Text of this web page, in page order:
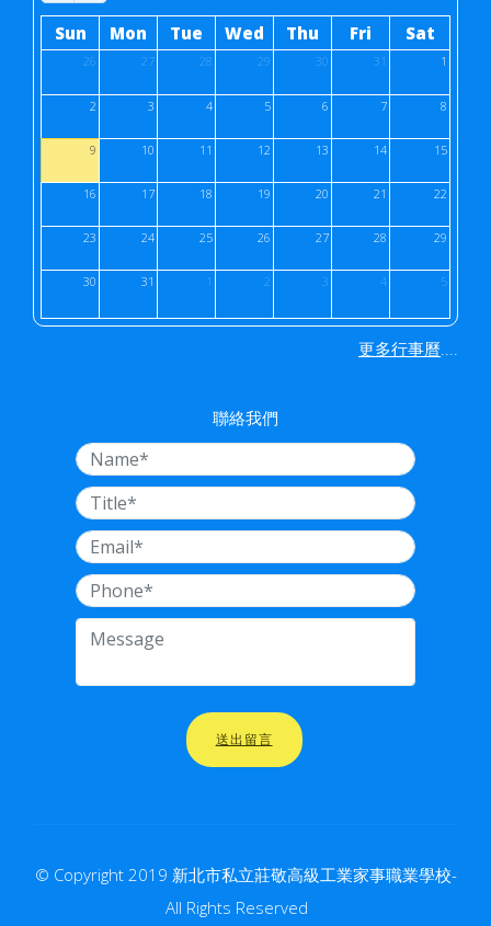
Sun Mon Tue Wed Thu Fri Sat
26 27 28 29 30 31 1
2 3 4 5 6 7 8
9 10 11 12 13 14 15
16 17 18 19 20 21 22
23 24 25 26 27 28 29
30 31 1 2 3 4 5
更多行事曆....
聯絡我們
送出留言
© Copyright 2019 新北市私立莊敬高級工業家事職業學校-
All Rights Reserved